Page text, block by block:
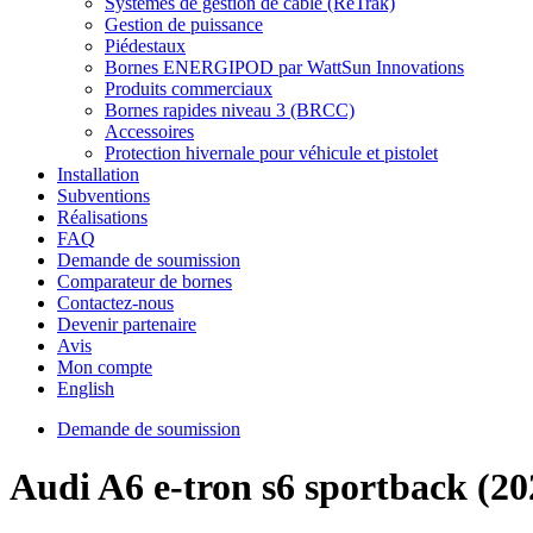
Gestion de puissance
Piédestaux
Bornes ENERGIPOD par WattSun Innovations
Produits commerciaux
Bornes rapides niveau 3 (BRCC)
Accessoires
Protection hivernale pour véhicule et pistolet
Installation
Subventions
Réalisations
FAQ
Demande de soumission
Comparateur de bornes
Contactez-nous
Devenir partenaire
Avis
Mon compte
English
Demande de soumission
Audi A6 e-tron s6 sportback